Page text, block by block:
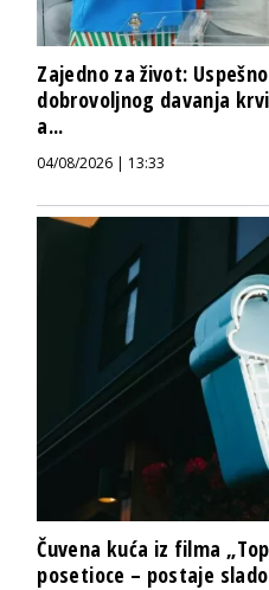
Zajedno za život:
dobrovoljnog davanja
a...
04/08/2026 | 13:33
Čuvena kuća iz filma
posetioce – postaje